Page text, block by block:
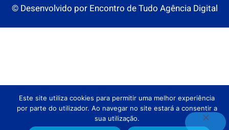
© Desenvolvido por Encontro de Tudo Agência Digital
Este site utiliza cookies para permitir uma melhor experiência
por parte do utilizador. Ao navegar no site estará a consentir a
sua utilização.